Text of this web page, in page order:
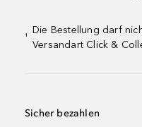
¹
Die Bestellung darf
Versandart Click &
Sicher bezahlen